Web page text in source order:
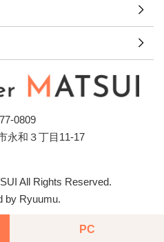
0809
永和３丁目11-17
All Rights Reserved.
by Ryuumu.
PC